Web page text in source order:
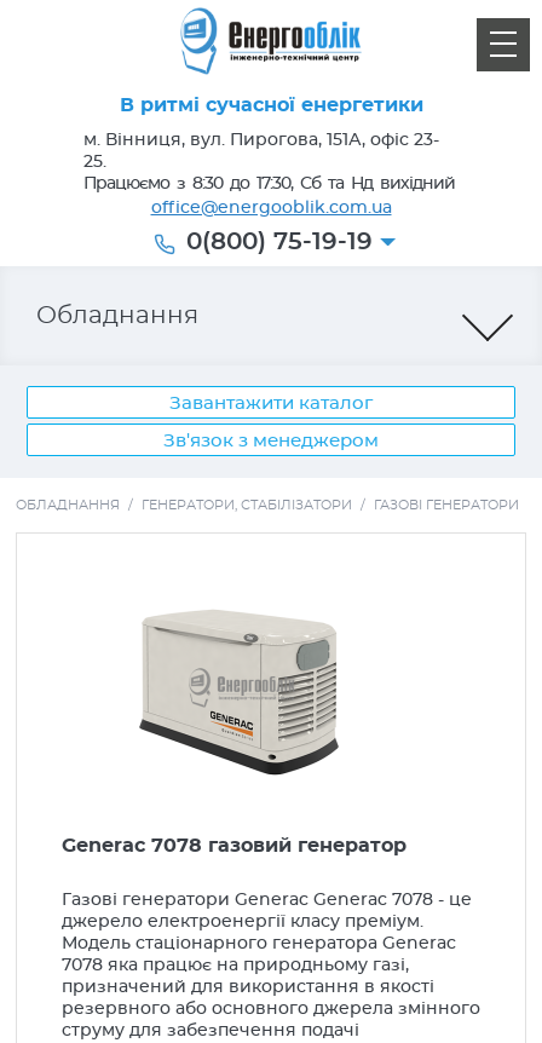
В ритмі сучасної енергетики
м. Вінниця, вул. Пирогова, 151А, офіс 23-
25.
Працюємо з 8:30 до 17:30, Сб та Нд вихідний
office@energooblik.com.ua
0(800) 75-19-19
Обладнання
Завантажити каталог
Зв'язок з менеджером
Лічильники електроенергії
Кабель, провід
Низьковольтне обладнання
Компенсація реактивної енергії
Генератори, стабілізатори
Автоматика для генераторів
Стабілізатори
Освітлювальні мачти
ОБЛАДНАННЯ / ГЕНЕРАТОРИ, СТАБІЛІЗАТОРИ / ГАЗОВІ ГЕНЕРАТОРИ
Generac 7078 газовий генератор
Газові генератори Generac Generac 7078 - це
джерело електроенергії класу преміум.
Модель стаціонарного генератора Generac
7078 яка працює на природньому газі,
призначений для використання в якості
резервного або основного джерела змінного
струму для забезпечення подачі